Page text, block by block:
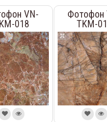
VN-
018
Фотофон
TKM-